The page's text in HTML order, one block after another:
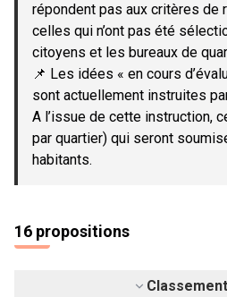
répondent pas aux critères de
celles qui n’ont pas été
citoyens et les bureaux de
📌 Les idées « en cours
sont actuellement instruites
A l’issue de cette instruction,
par quartier) qui seront
habitants.
16 propositions